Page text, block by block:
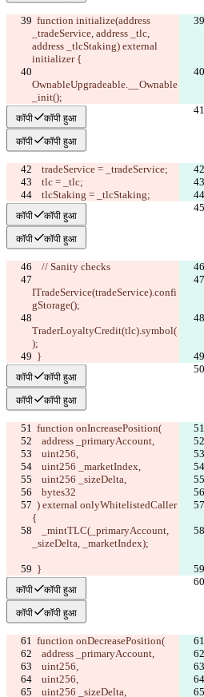
_tradeService, address _tlc,
address _tlcStaking) external
initializer {
OwnableUpgradeable.__Ownable
_init();
कॉपी कॉपी हुआ
कॉपी कॉपी हुआ
    tradeService = _tradeService;
    tlc = _tlc;
tlcStaking = _tlcStaking;
कॉपी कॉपी हुआ
कॉपी कॉपी हुआ
    // Sanity checks
ITradeService(tradeService).confi
gStorage();
TraderLoyaltyCredit(tlc).symbol(
);
  }
कॉपी कॉपी हुआ
कॉपी कॉपी हुआ
  function onIncreasePosition(
    address _primaryAccount,
uint256,
    uint256 _marketIndex,
uint256 _sizeDelta,
    bytes32
) external onlyWhitelistedCaller
{
_sizeDelta, _marketIndex);
}
कॉपी कॉपी हुआ
कॉपी कॉपी हुआ
  function onDecreasePosition(
    address _primaryAccount,
uint256,
    uint256,
uint256 _sizeDelta,